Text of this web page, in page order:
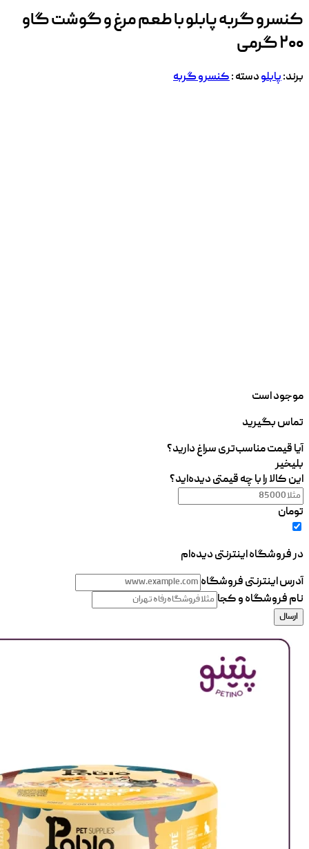
کنسرو گربه پابلو با طعم مرغ و گوشت گاو
۲۰۰ گرمی
برند:پابلودسته :کنسرو گربه
موجود است
تماس بگیرید
آیا قیمت مناسب‌تری سراغ دارید؟
بلیخیر
این کالا را با چه قیمتی دیده‌اید؟
تومان
در فروشگاه اینترنتی دیده‌ام
آدرس اینترنتی فروشگاه
نام فروشگاه و کجا